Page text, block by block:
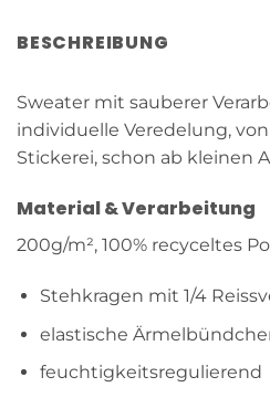
BESCHREIBUNG
Sweater mit sauberer
individuelle Veredelung,
Stickerei, schon ab kleinen
Material & Verarbeitung
200g/m², 100% recyceltes
Stehkragen mit 1/4
elastische
feuchtigkeitsregulierend